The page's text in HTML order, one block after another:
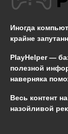
Иногда
крайне
PlayHelper —
полезной
наверняка
Весь контент
назойливой